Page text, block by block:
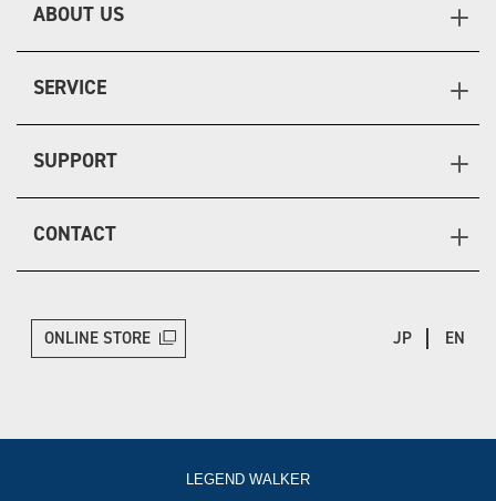
ABOUT US
SERVICE
SUPPORT
CONTACT
ONLINE STORE JP EN
LEGEND WALKER